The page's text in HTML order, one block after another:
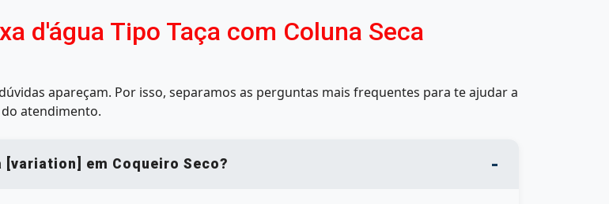
d'água Tipo Taça com Coluna Seca
apareçam. Por isso, separamos as perguntas mais frequentes para te ajudar a
atendimento.
[variation] em Coqueiro Seco?